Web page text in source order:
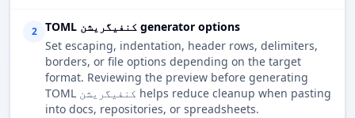
2
TOML کنفیگریشن generator options
Set escaping, indentation, header rows, delimiters,
borders, or file options depending on the target
format. Reviewing the preview before generating
TOML کنفیگریشن helps reduce cleanup when pasting
into docs, repositories, or spreadsheets.